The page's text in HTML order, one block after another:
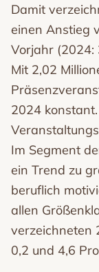
Damit
einen Anstieg
Vorjahr (2024:
Mit 2,02
2024
Im Segment
ein Trend zu
beruflich
allen
verzeichneten
0,2 und 4,6